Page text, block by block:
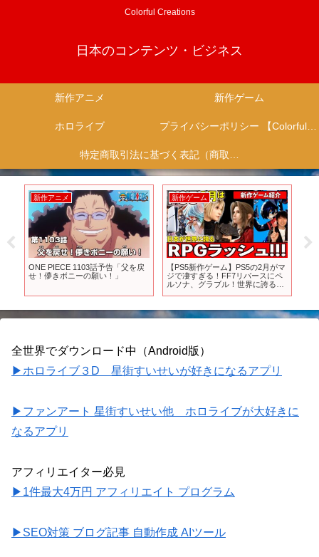
Colorful Creations
日本のコンテンツ・ビジネス
新作アニメ 新作ゲーム
ホロライブ プライバシーポリシー 【Colorful Creation】
特定商取引法に基づく表記（商取引に関する開示）
新作アニメ
【第3幕】「コードギアス 奪還の
ロゼ」予告3 #コードギアス
新作ゲーム
【PS5 PS4新作ゲーム】２０２５
年9月３週目(１５～２１)に発売予
定の発売ゲームソフト紹介
全世界でダウンロード中（Android版）
▶ホロライブ３D 星街すいせいが好きになるアプリ
▶ファンアート 星街すいせい他 ホロライブが大好きに
なるアプリ
アフィリエイター必見
▶1件最大4万円 アフィリエイト プログラム
▶SEO対策 ブログ記事 自動作成 AIツール